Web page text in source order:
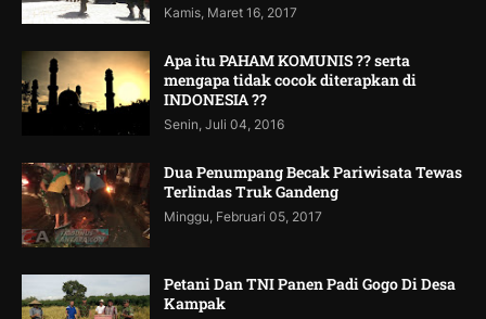
Kamis, Maret 16, 2017
Apa itu PAHAM KOMUNIS ?? serta
mengapa tidak cocok diterapkan di
INDONESIA ??
Senin, Juli 04, 2016
Dua Penumpang Becak Pariwisata Tewas
Terlindas Truk Gandeng
Minggu, Februari 05, 2017
Petani Dan TNI Panen Padi Gogo Di Desa
Kampak